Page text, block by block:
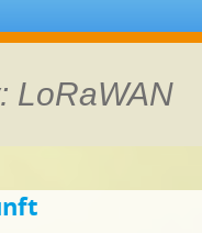
LoRaWAN